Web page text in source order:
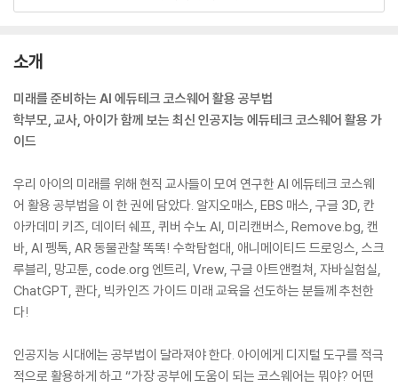
소개
미래를 준비하는 AI 에듀테크 코스웨어 활용 공부법
학부모, 교사, 아이가 함께 보는 최신 인공지능 에듀테크 코스웨어 활용 가
이드
우리 아이의 미래를 위해 현직 교사들이 모여 연구한 AI 에듀테크 코스웨
어 활용 공부법을 이 한 권에 담았다. 알지오매스, EBS 매스, 구글 3D, 칸
아카데미 키즈, 데이터 쉐프, 퀴버 수노 AI, 미리캔버스, Remove.bg, 캔
바, AI 펭톡, AR 동물관찰 똑똑! 수학탐험대, 애니메이티드 드로잉스, 스크
루블리, 망고툰, code.org 엔트리, Vrew, 구글 아트앤컬쳐, 자바실험실,
ChatGPT, 콴다, 빅카인즈 가이드 미래 교육을 선도하는 분들께 추천한
다!
인공지능 시대에는 공부법이 달라져야 한다. 아이에게 디지털 도구를 적극
적으로 활용하게 하고 “가장 공부에 도움이 되는 코스웨어는 뭐야? 어떤